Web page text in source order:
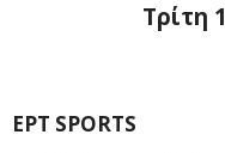
Τρίτη
ΕΡΤ SPORTS